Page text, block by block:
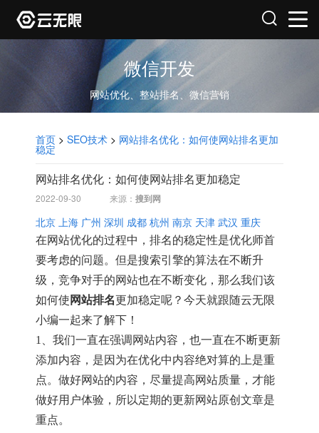
微信开发
网站优化、整站排名、微信营销
首页 > SEO技术 > 网站排名优化：如何使网站排名更加
稳定
网站排名优化：如何使网站排名更加稳定
2022-09-30 来源： 搜到网
北京 上海 广州 深圳 成都 杭州 南京 天津 武汉 重庆
在网站优化的过程中，排名的稳定性是优化师首
要考虑的问题。但是搜索引擎的算法在不断升
级，竞争对手的网站也在不断变化，那么我们该
如何使 网站排名更加稳定呢？今天就跟随云无限
小编一起来了解下！
1、我们一直在强调网站内容，也一直在不断更新
添加内容，是因为在优化中内容绝对算的上是重
点。做好网站的内容，尽量提高网站质量，才能
做好用户体验，所以定期的更新网站原创文章是
重点。